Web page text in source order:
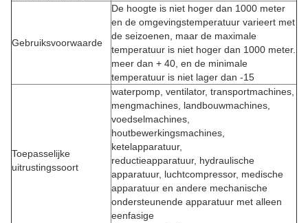
Gebruiksvoorwaarde
De hoogte is niet hoger dan 1000 meter
en de omgevingstemperatuur varieert met
de seizoenen, maar de maximale
temperatuur is niet hoger dan 1000 meter.
meer dan + 40, en de minimale
temperatuur is niet lager dan -15
Toepasselijke
uitrustingssoort
waterpomp, ventilator, transportmachines,
mengmachines, landbouwmachines,
voedselmachines,
houtbewerkingsmachines,
ketelapparatuur,
reductieapparatuur, hydraulische
apparatuur, luchtcompressor, medische
apparatuur en andere mechanische
ondersteunende apparatuur met alleen
eenfasige